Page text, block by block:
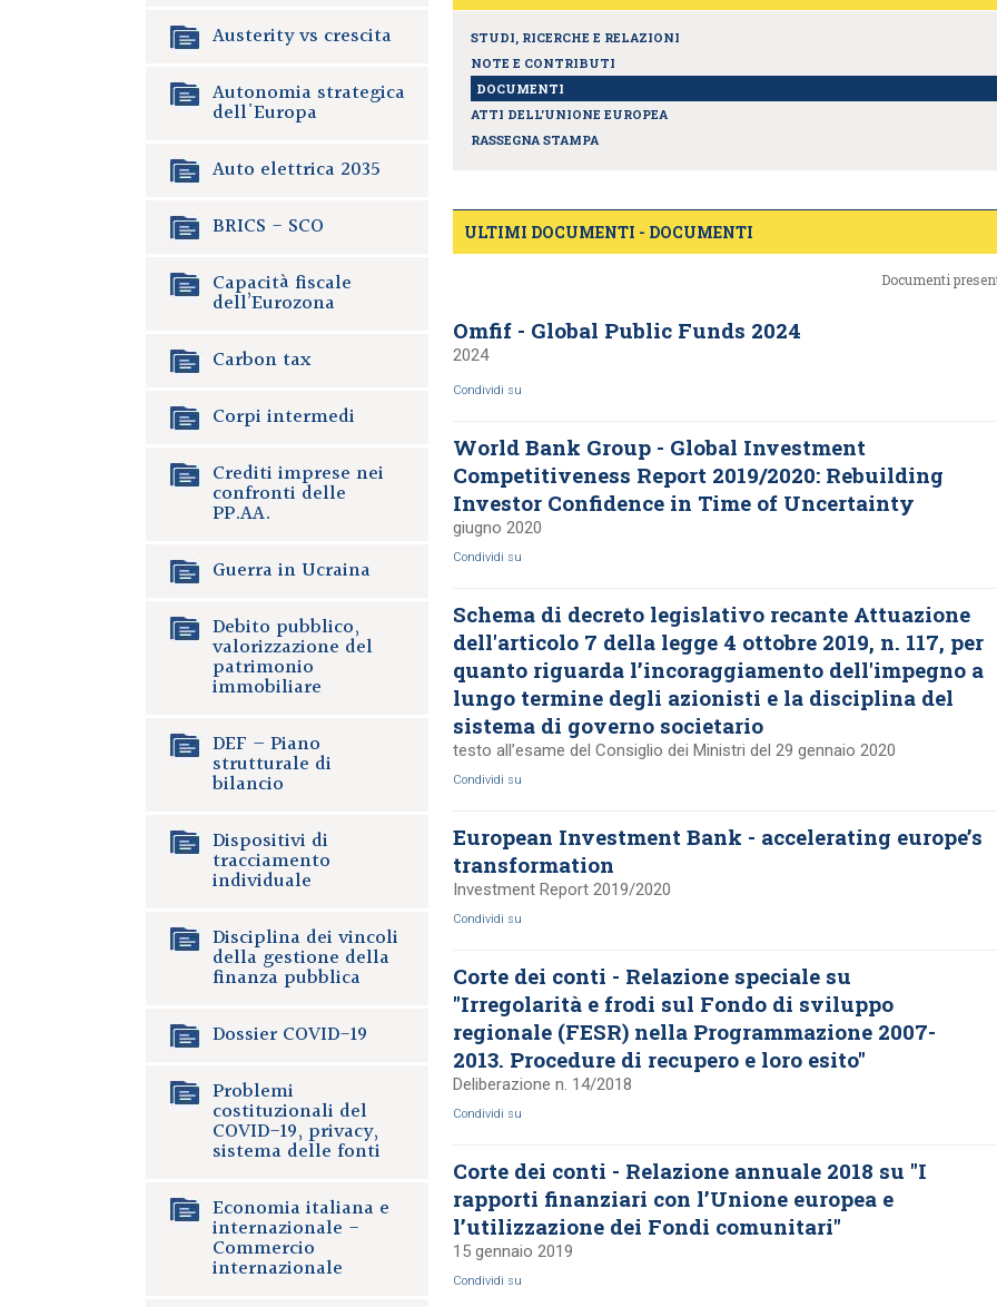
Austerity vs crescita
Autonomia strategica
dell'Europa
Auto elettrica 2035
BRICS - SCO
Capacità fiscale
dell’Eurozona
Carbon tax
Corpi intermedi
Crediti imprese nei
confronti delle
PP.AA.
Guerra in Ucraina
Debito pubblico,
valorizzazione del
patrimonio
immobiliare
DEF – Piano
strutturale di
bilancio
Dispositivi di
tracciamento
individuale
Disciplina dei vincoli
della gestione della
finanza pubblica
Dossier COVID-19
Problemi
costituzionali del
COVID-19, privacy,
sistema delle fonti
Economia italiana e
internazionale -
Commercio
internazionale
STUDI, RICERCHE E RELAZIONI
NOTE E CONTRIBUTI
DOCUMENTI
ATTI DELL'UNIONE EUROPEA
RASSEGNA STAMPA
ULTIMI DOCUMENTI - DOCUMENTI
Documenti
Omfif - Global Public Funds 2024
2024
Condividi su
World Bank Group - Global Investment
Competitiveness Report 2019/2020: Rebuilding
Investor Confidence in Time of Uncertainty
giugno 2020
Condividi su
Schema di decreto legislativo recante Attuazione
dell'articolo 7 della legge 4 ottobre 2019, n. 117, per
quanto riguarda l’incoraggiamento dell'impegno a
lungo termine degli azionisti e la disciplina del
sistema di governo societario
testo all’esame del Consiglio dei Ministri del 29 gennaio 2020
Condividi su
European Investment Bank - accelerating europe’s
transformation
Investment Report 2019/2020
Condividi su
Corte dei conti - Relazione speciale su
"Irregolarità e frodi sul Fondo di sviluppo
regionale (FESR) nella Programmazione 2007-
2013. Procedure di recupero e loro esito"
Deliberazione n. 14/2018
Condividi su
Corte dei conti - Relazione annuale 2018 su "I
rapporti finanziari con l’Unione europea e
l’utilizzazione dei Fondi comunitari"
15 gennaio 2019
Condividi su